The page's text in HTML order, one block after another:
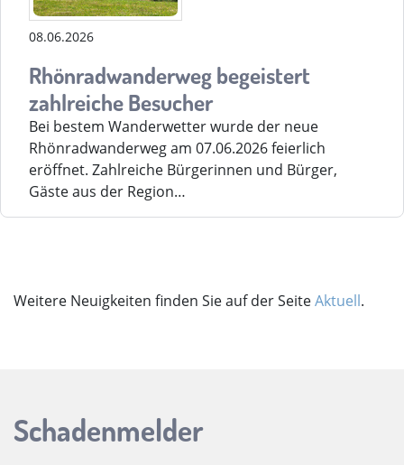
08.06.2026
Rhönradwanderweg begeistert
zahlreiche Besucher
Bei bestem Wanderwetter wurde der neue
Rhönradwanderweg am 07.06.2026 feierlich
eröffnet. Zahlreiche Bürgerinnen und Bürger,
Gäste aus der Region…
Weitere Neuigkeiten finden Sie auf der SeiteAktuell.
Schadenmelder